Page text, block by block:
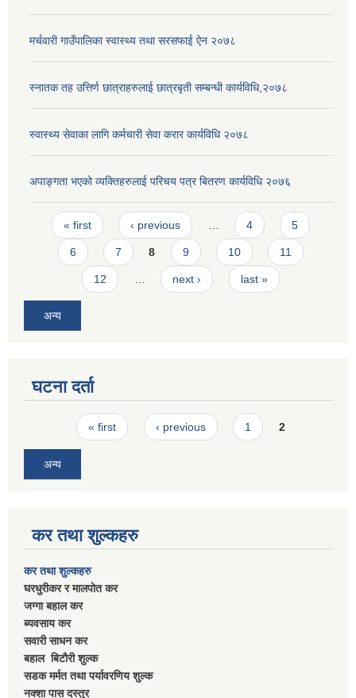
मर्चवारी गाउँपालिका स्वास्थ्य तथा सरसफाई ऐन २०७८
स्नातक तह उत्तिर्ण छात्राहरुलाई छात्रबृती सम्बन्धी कार्यविधि,२०७८
स्वास्थ्य सेवाका लागि कर्मचारी सेवा करार कार्यविधि २०७८
अपाङ्गता भएको व्यक्तिहरुलाई परिचय पत्र बितरण कार्यविधि २०७६
Pages
« first ‹ previous 4 5
6 7 8 9 10 11
12 next › last »
अन्य
घटना दर्ता
Pages« first ‹ previous 1 2
अन्य
कर तथा शुल्कहरु
कर तथा शुल्कहरु
घरधुरीकर र मालपाेत कर
जग्गा बहाल कर
ब्यवसाय कर
सवारी साधन कर
बहाल बिटाैरी शुल्क
सडक मर्मत तथा पर्यावरणिय शुल्क
नक्शा पास दस्तुर